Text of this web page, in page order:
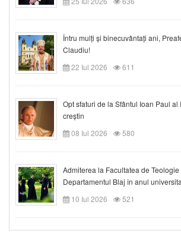
Întru mulți și binecuvântați ani,
Claudiu!
22 Iul 2026
611
Opt sfaturi de la Sfântul Ioan Paul al
creștin
08 Iul 2026
580
Admiterea la Facultatea de
Departamentul Blaj în anul
10 Iul 2026
521